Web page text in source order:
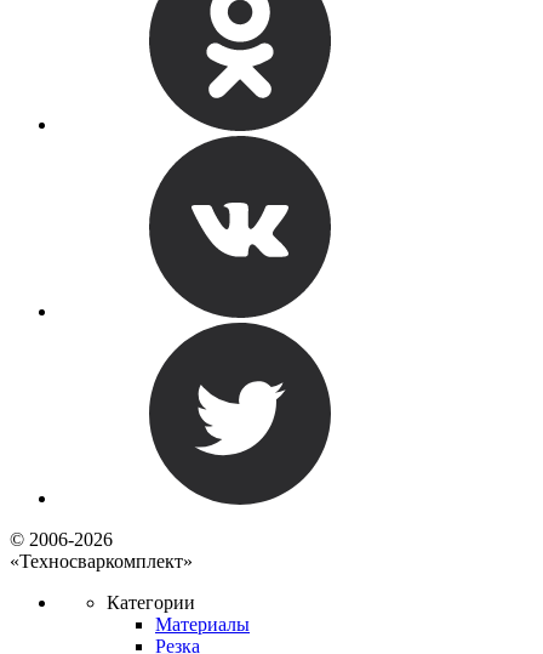
© 2006-2026
«Техносваркомплект»
Категории
Материалы
Резка